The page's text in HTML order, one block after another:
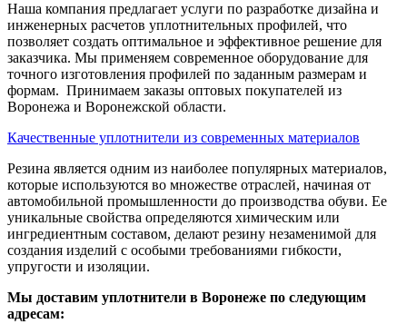
Наша компания предлагает услуги по разработке дизайна и
инженерных расчетов уплотнительных профилей, что
позволяет создать оптимальное и эффективное решение для
заказчика. Мы применяем современное оборудование для
точного изготовления профилей по заданным размерам и
формам. Принимаем заказы оптовых покупателей из
Воронежа и Воронежской области.
Качественные уплотнители из современных материалов
Резина является одним из наиболее популярных материалов,
которые используются во множестве отраслей, начиная от
автомобильной промышленности до производства обуви. Ее
уникальные свойства определяются химическим или
ингредиентным составом, делают резину незаменимой для
создания изделий с особыми требованиями гибкости,
упругости и изоляции.
Мы доставим уплотнители в Воронеже по следующим
адресам: